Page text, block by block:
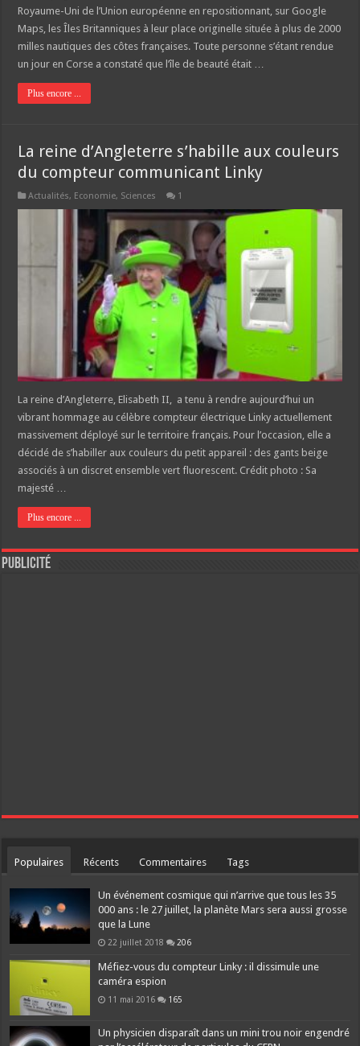
Royaume-Uni de l’Union européenne en repositionnant, sur Google
Maps, les Îles Britanniques à leur place originelle située à plus de 2000
milles nautiques des côtes françaises. Toute personne s’étant rendue
un jour en Corse a constaté que l’île de beauté était …
Plus encore ...
La reine d’Angleterre s’habille aux couleurs
du compteur communicant Linky
Actualités, Economie, Sciences 1
La reine d’Angleterre, Elisabeth II, a tenu à rendre aujourd’hui un
vibrant hommage au célèbre compteur électrique Linky actuellement
massivement déployé sur le territoire français. Pour l’occasion, elle a
décidé de s’habiller aux couleurs du petit appareil : des gants beige
associés à un discret ensemble vert fluorescent. Crédit photo : Sa
majesté …
Plus encore ...
Publicité
Populaires Récents Commentaires Tags
Un événement cosmique qui n’arrive que tous les 35
000 ans : le 27 juillet, la planète Mars sera aussi grosse
que la Lune
22 juillet 2018 206
Méfiez-vous du compteur Linky : il dissimule une
caméra espion
11 mai 2016 165
Un physicien disparaît dans un mini trou noir engendré